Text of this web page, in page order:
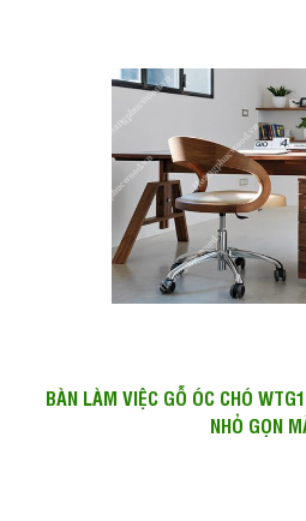
BÀN LÀM VIỆC GỖ ÓC CHÓ
NHỎ GỌN